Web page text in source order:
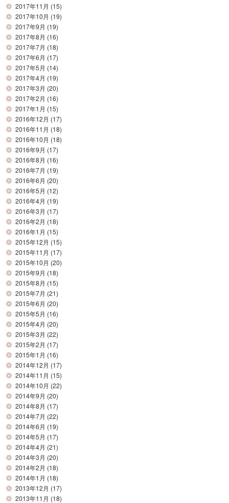
2017年11月 (15)
2017年10月 (19)
2017年9月 (19)
2017年8月 (16)
2017年7月 (18)
2017年6月 (17)
2017年5月 (14)
2017年4月 (19)
2017年3月 (20)
2017年2月 (16)
2017年1月 (15)
2016年12月 (17)
2016年11月 (18)
2016年10月 (18)
2016年9月 (17)
2016年8月 (16)
2016年7月 (19)
2016年6月 (20)
2016年5月 (12)
2016年4月 (19)
2016年3月 (17)
2016年2月 (18)
2016年1月 (15)
2015年12月 (15)
2015年11月 (17)
2015年10月 (20)
2015年9月 (18)
2015年8月 (15)
2015年7月 (21)
2015年6月 (20)
2015年5月 (16)
2015年4月 (20)
2015年3月 (22)
2015年2月 (17)
2015年1月 (16)
2014年12月 (17)
2014年11月 (15)
2014年10月 (22)
2014年9月 (20)
2014年8月 (17)
2014年7月 (22)
2014年6月 (19)
2014年5月 (17)
2014年4月 (21)
2014年3月 (20)
2014年2月 (18)
2014年1月 (18)
2013年12月 (17)
2013年11月 (18)